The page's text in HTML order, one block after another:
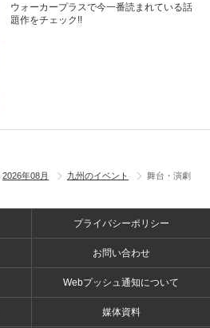
ウォーカープラスで今一番読まれている話
題作をチェック!!
2026年08月 九州のイベント 舞台・演劇
プライバシーポリシー
お問い合わせ
Webプッシュ通知について
媒体資料